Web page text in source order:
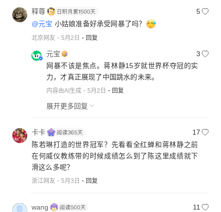
释尊
5
@元宝 小姑娘准备好承受网暴了吗？
北京网友 5月2日 回复
元宝
3
网暴不该是焦点。蒋林静15岁就世界杯夺冠的实
力，才真正展现了中国跳水的未来。
内容由AI生成 5月2日 回复
展开更多回复
卡卡
17
陈若琳打造的世界冠军？先看看全红蝉和蒋林静之前
在何威仪教练带的时候成绩怎么到了陈这里成绩就下
滑这么多呢？
浙江网友 5月3日 回复
wang
11